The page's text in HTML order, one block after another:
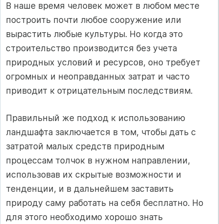
В наше время человек может в любом месте
построить почти любое сооружение или
вырастить любые культуры. Но когда это
строительство производится без учета
природных условий и ресурсов, оно требует
огромных и неоправданных затрат и часто
приводит к отрицательным последствиям.
Правильный же подход к использованию
ландшафта заключается в том, чтобы дать с
затратой малых средств природным
процессам толчок в нужном направлении,
использовав их скрытые возможности и
тенденции, и в дальнейшем заставить
природу саму работать на себя бесплатно. Но
для этого необходимо хорошо знать